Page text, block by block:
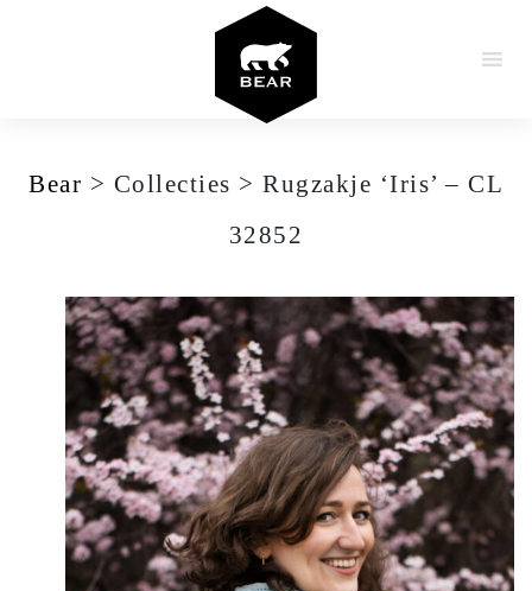
Bear > Collecties > Rugzakje ‘Iris’ – CL
32852